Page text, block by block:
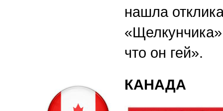
нашла
что он гей».
КАНАДА